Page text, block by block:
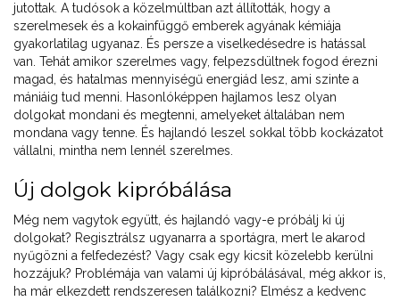
jutottak. A tudósok a közelmúltban azt állították, hogy a
szerelmesek és a kokainfüggő emberek agyának kémiája
gyakorlatilag ugyanaz. És persze a viselkedésedre is hatással
van. Tehát amikor szerelmes vagy, felpezsdültnek fogod érezni
magad, és hatalmas mennyiségű energiád lesz, ami szinte a
mániáig tud menni. Hasonlóképpen hajlamos lesz olyan
dolgokat mondani és megtenni, amelyeket általában nem
mondana vagy tenne. És hajlandó leszel sokkal több kockázatot
vállalni, mintha nem lennél szerelmes.
Új dolgok kipróbálása
Még nem vagytok együtt, és hajlandó vagy-e próbálj ki új
dolgokat? Regisztrálsz ugyanarra a sportágra, mert le akarod
nyűgözni a felfedezést? Vagy csak egy kicsit közelebb kerülni
hozzájuk? Problémája van valami új kipróbálásával, még akkor is,
ha már elkezdett rendszeresen találkozni? Elmész a kedvenc